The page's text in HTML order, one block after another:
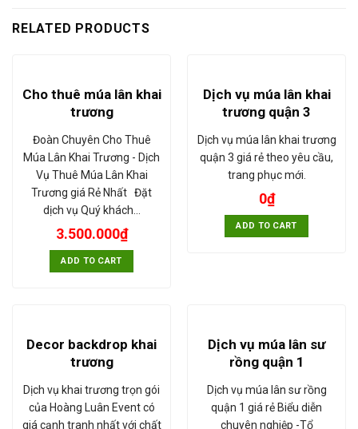
RELATED PRODUCTS
Cho thuê múa lân khai
trương
Đoàn Chuyên Cho Thuê
Múa Lân Khai Trương - Dịch
Vụ Thuê Múa Lân Khai
Trương giá Rẻ Nhất Đặt
dịch vụ Quý khách…
3.500.000₫
ADD TO CART
Dịch vụ múa lân khai
trương quận 3
Dịch vụ múa lân khai trương
quận 3 giá rẻ theo yêu cầu,
trang phục mới.
0₫
ADD TO CART
Decor backdrop khai
trương
Dịch vụ khai trương trọn gói
của Hoàng Luân Event có
giá cạnh tranh nhất với chất
Dịch vụ múa lân sư
rồng quận 1
Dịch vụ múa lân sư rồng
quận 1 giá rẻ Biểu diễn
chuyên nghiệp -Tổ